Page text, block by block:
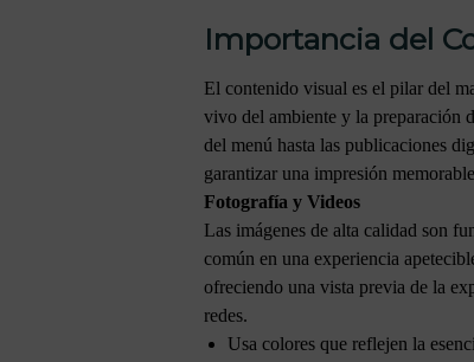
Importancia del
El contenido visual es el pilar del
vivo del ambiente y la preparación
del menú hasta las publicaciones
garantizar una impresión
Fotografía y Videos
Las imágenes de alta calidad son
común en una experiencia
ofreciendo una vista previa de la
redes.
Usa colores que reflejen la